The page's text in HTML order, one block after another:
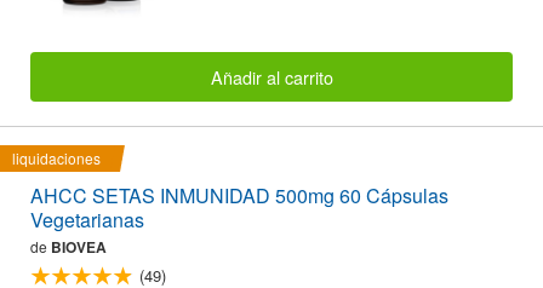
Añadir al carrito
liquidaciones
AHCC SETAS INMUNIDAD 500mg 60 Cápsulas
Vegetarianas
de BIOVEA
(49)